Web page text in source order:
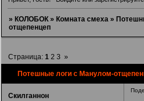
»КОЛОБОК »Комната смеха »
отщепенцеп
Потешные логи с Манулом-
Страница:1 2 3 »
Скилганнон